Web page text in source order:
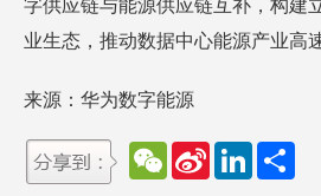
字供应链与能源供应链互补，构建
业生态，推动数据中心能源产业高
来源：华为数字能源
W
e
S
L